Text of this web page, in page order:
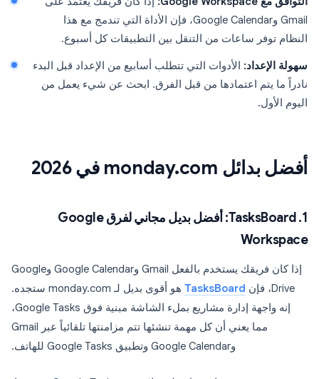
Gmail وGoogle Calendar، فإن الأداة التي تندمج مع هذا
النظام توفر ساعات من التنقل بين التطبيقات كل أسبوع.
سهولة الإعداد: الأدوات التي تتطلب أسابيع من الإعداد قبل البدء
نادراً ما يتم اعتمادها من قبل الفرق. ابحث عن شيء يعمل من
اليوم الأول.
أفضل بدائل monday.com في 2026
1. TasksBoard: أفضل بديل مجاني لفرق Google
Workspace
إذا كان فريقك يستخدم بالفعل Gmail وGoogle Calendar وGoogle
Drive، فإن
TasksBoard
هو أقوى بديل لـ monday.com ستجده.
إنه واجهة إدارة مشاريع بملء الشاشة مبنية فوق Google Tasks،
مما يعني أن كل مهمة تنشئها تتم مزامنتها تلقائياً عبر Gmail
وGoogle Calendar وتطبيق Google Tasks للهاتف.